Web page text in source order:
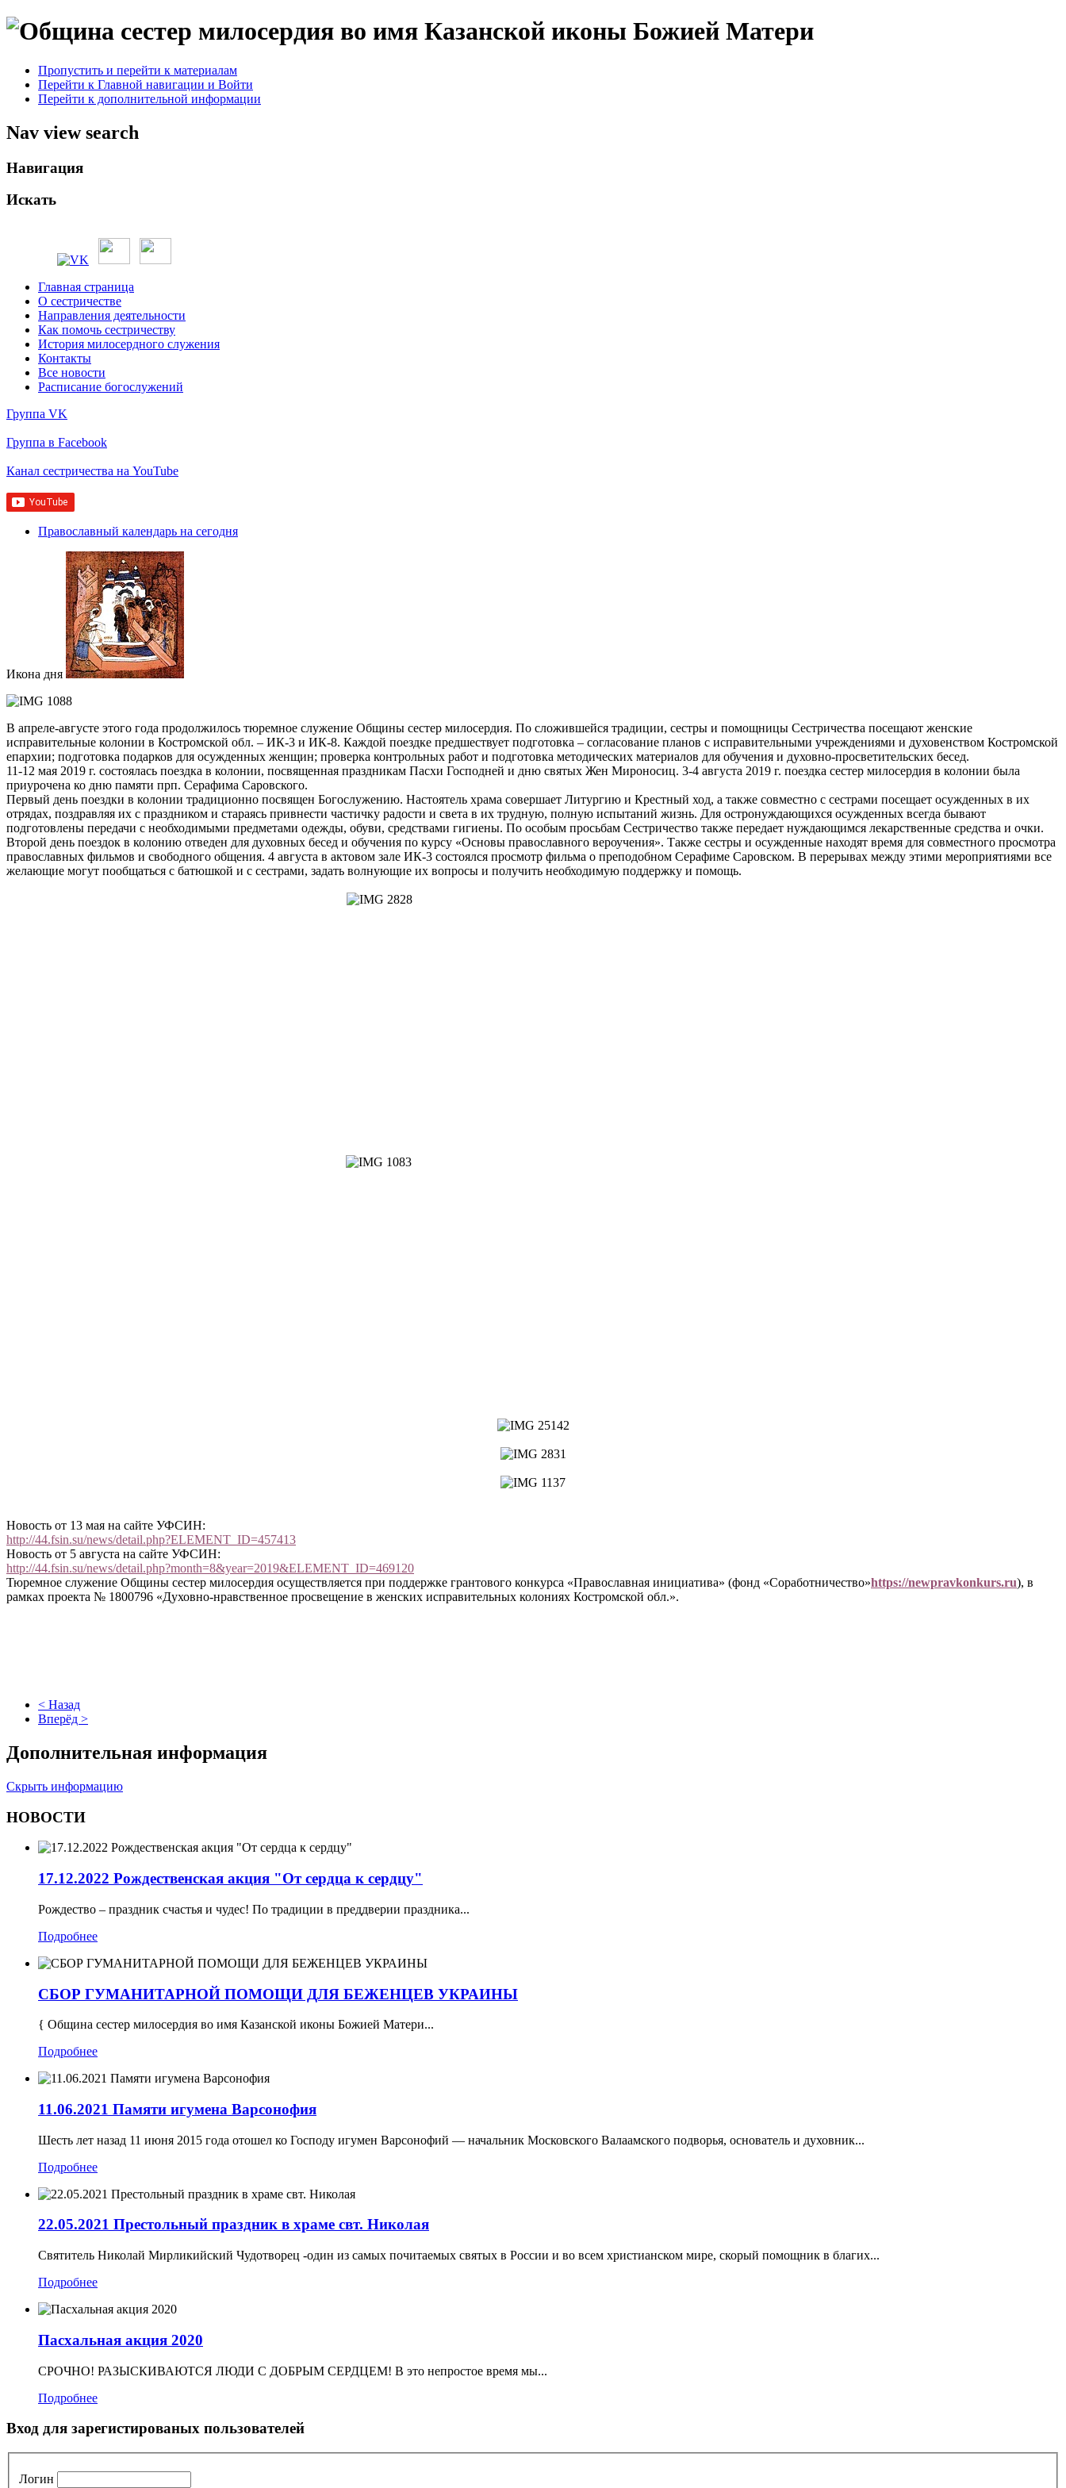
Пропустить и перейти к материалам
Перейти к Главной навигации и Войти
Перейти к дополнительной информации
Nav view search
Навигация
Искать
Главная страница
О сестричестве
Направления деятельности
Как помочь сестричеству
История милосердного служения
Контакты
Все новости
Расписание богослужений
Группа VK
Группа в Facebook
Канал сестричества на YouTube
Православный календарь на сегодня
Икона дня
В апреле-августе этого года продолжилось тюремное служение Общины сестер милосердия. По сложившейся традиции, сестры и помощницы Сестричества посещают женские
исправительные колонии в Костромской обл. – ИК-3 и ИК-8. Каждой поездке предшествует подготовка – согласование планов с исправительными учреждениями и духовенством Костромской
епархии; подготовка подарков для осужденных женщин; проверка контрольных работ и подготовка методических материалов для обучения и духовно-просветительских бесед.
11-12 мая 2019 г. состоялась поездка в колонии, посвященная праздникам Пасхи Господней и дню святых Жен Мироносиц. 3-4 августа 2019 г. поездка сестер милосердия в колонии была
приурочена ко дню памяти прп. Серафима Саровского.
Первый день поездки в колонии традиционно посвящен Богослужению. Настоятель храма совершает Литургию и Крестный ход, а также совместно с сестрами посещает осужденных в их
отрядах, поздравляя их с праздником и стараясь привнести частичку радости и света в их трудную, полную испытаний жизнь. Для остронуждающихся осужденных всегда бывают
подготовлены передачи с необходимыми предметами одежды, обуви, средствами гигиены. По особым просьбам Сестричество также передает нуждающимся лекарственные средства и очки.
Второй день поездок в колонию отведен для духовных бесед и обучения по курсу «Основы православного вероучения». Также сестры и осужденные находят время для совместного просмотра
православных фильмов и свободного общения. 4 августа в актовом зале ИК-3 состоялся просмотр фильма о преподобном Серафиме Саровском. В перерывах между этими мероприятиями все
желающие могут пообщаться с батюшкой и с сестрами, задать волнующие их вопросы и получить необходимую поддержку и помощь.
Новость от 13 мая на сайте УФСИН:
http://44.fsin.su/news/detail.php?ELEMENT_ID=457413
Новость от 5 августа на сайте УФСИН:
http://44.fsin.su/news/detail.php?month=8&year=2019&ELEMENT_ID=469120
Тюремное служение Общины сестер милосердия осуществляется при поддержке грантового конкурса «Православная инициатива» (фонд «Соработничество»https://newpravkonkurs.ru), в
рамках проекта № 1800796 «Духовно-нравственное просвещение в женских исправительных колониях Костромской обл.».
< Назад
Вперёд >
Дополнительная информация
Скрыть информацию
НОВОСТИ
17.12.2022 Рождественская акция "От сердца к сердцу"
Рождество – праздник счастья и чудес! По традиции в преддверии праздника...
Подробнее
СБОР ГУМАНИТАРНОЙ ПОМОЩИ ДЛЯ БЕЖЕНЦЕВ УКРАИНЫ
{ Община сестер милосердия во имя Казанской иконы Божией Матери...
Подробнее
11.06.2021 Памяти игумена Варсонофия
Шесть лет назад 11 июня 2015 года отошел ко Господу игумен Варсонофий — начальник Московского Валаамского подворья, основатель и духовник...
Подробнее
22.05.2021 Престольный праздник в храме свт. Николая
Святитель Николай Мирликийский Чудотворец -один из самых почитаемых святых в России и во всем христианском мире, скорый помощник в благих...
Подробнее
Пасхальная акция 2020
СРОЧНО! РАЗЫСКИВАЮТСЯ ЛЮДИ С ДОБРЫМ СЕРДЦЕМ! В это непростое время мы...
Подробнее
Вход для зарегистированых пользователей
Логин